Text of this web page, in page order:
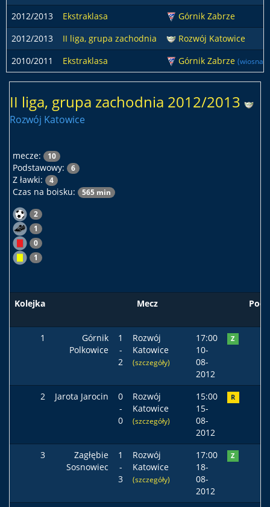
2012/2013
Ekstraklasa
Górnik Zabrze
2012/2013
II liga, grupa zachodnia
Rozwój Katowice
2010/2011
Ekstraklasa Górnik Zabrze (wiosna)
II liga, grupa zachodnia 2012/2013
Rozwój Katowice
mecze: 10
Podstawowy: 6
Z ławki: 4
Czas na boisku: 565 min
2
1
0
1
Kolejka Mecz
1
Górnik
Polkowice
1
-
2
Rozwój
Katowice
(szczegóły)
17:00
10-
08-
2012
Z
2 Jarota Jarocin
0
-
0
Rozwój
Katowice
(szczegóły)
15:00
15-
08-
2012
R
3
Zagłębie
Sosnowiec
1
-
3
Rozwój
Katowice
(szczegóły)
17:00
18-
08-
2012
Z